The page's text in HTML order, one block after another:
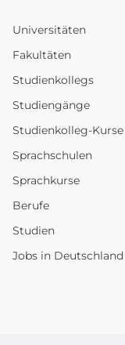
Universitäten
Fakultäten
Studienkollegs
Studiengänge
Studienkolleg-Kurse
Sprachschulen
Sprachkurse
Berufe
Studien
Jobs in Deutschland